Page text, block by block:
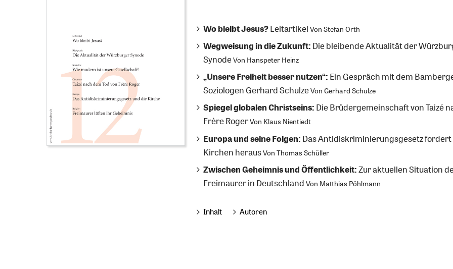
Wo bleibt Jesus?Leitartikel Von Stefan Orth
Wegweisung in die Zukunft: Die bleibende Aktualität der
SynodeVon Hanspeter Heinz
„Unsere Freiheit besser nutzen“: Ein Gespräch mit dem
Soziologen Gerhard SchulzeVon Gerhard Schulze
Spiegel globalen Christseins: Die Brüdergemeinschaft von Taizé
Frère RogerVon Klaus Nientiedt
Europa und seine Folgen: Das Antidiskriminierungsgesetz fordert
Kirchen herausVon Thomas Schüller
Zwischen Geheimnis und Öffentlichkeit:Zur aktuellen Situation
Freimaurer in Deutschland Von Matthias Pöhlmann
Inhalt Autoren